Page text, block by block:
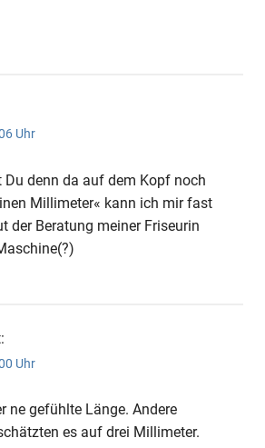
Uhr
Du denn da auf dem Kopf noch
Millimeter« kann ich mir fast
der Beratung meiner Friseurin
Uhr
ne gefühlte Länge. Andere
es auf drei Millimeter.